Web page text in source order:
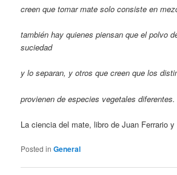
creen que tomar mate solo consiste en
también hay quienes piensan que el polvo
suciedad
y lo separan, y otros que creen que los
provienen de especies vegetales diferentes.
La ciencia del mate, libro de Juan Ferrario
Posted in General